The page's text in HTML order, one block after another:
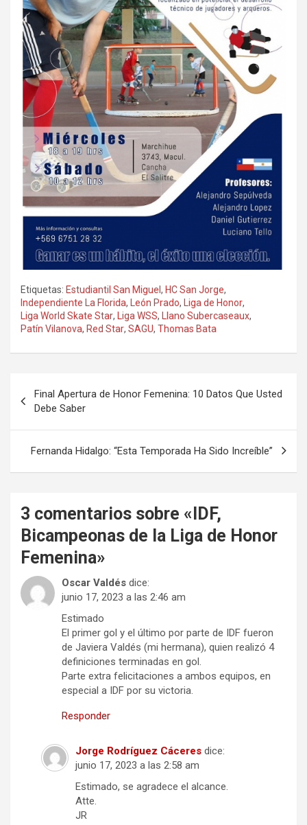
Etiquetas: Estudiantil San Miguel , HC San Jorge,
Independiente La Florida, León Prado, Liga de Honor,
Liga World Skate Star, Liga WSS, Llano Subercaseaux,
Patín Vilanova, Red Star, SAGU, Thomas Bata
de
entradas
Final Apertura de Honor Femenina: 10 Datos Que Usted
Debe Saber
Fernanda Hidalgo: “Esta Temporada Ha Sido Increíble”
3 comentarios sobre « IDF,
Bicampeonas de la Liga de Honor
Femenina»
Oscar Valdés dice:
junio 17, 2023 a las 2:46 am
Estimado
El primer gol y el último por parte de IDF fueron
de Javiera Valdés (mi hermana), quien realizó 4
definiciones terminadas en gol.
Parte extra felicitaciones a ambos equipos, en
especial a IDF por su victoria.
Responder
Jorge Rodríguez Cáceres dice:
junio 17, 2023 a las 2:58 am
Estimado, se agradece el alcance.
Atte.
JR